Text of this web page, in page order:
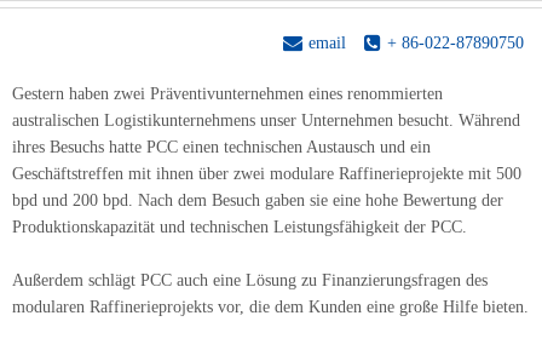
+ 86-022-87890750
email
Gestern haben zwei Präventivunternehmen eines renommierten
australischen Logistikunternehmens unser Unternehmen besucht. Während
ihres Besuchs hatte PCC einen technischen Austausch und ein
Geschäftstreffen mit ihnen über zwei modulare Raffinerieprojekte mit 500
bpd und 200 bpd. Nach dem Besuch gaben sie eine hohe Bewertung der
Produktionskapazität und technischen Leistungsfähigkeit der PCC.
Außerdem schlägt PCC auch eine Lösung zu Finanzierungsfragen des
modularen Raffinerieprojekts vor, die dem Kunden eine große Hilfe bieten.